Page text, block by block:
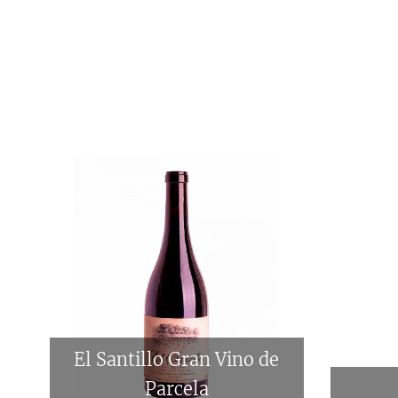
El Santillo Gran Vino de
Parcela